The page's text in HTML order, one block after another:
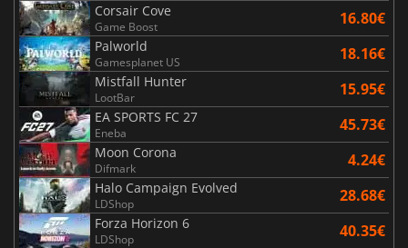
Corsair Cove
Game Boost 16.80€
Palworld
Gamesplanet US 18.16€
Mistfall Hunter
LootBar 15.95€
EA SPORTS FC 27
Eneba 45.73€
Moon Corona
Difmark 4.24€
Halo Campaign Evolved
LDShop 28.68€
Forza Horizon 6
LDShop 40.35€